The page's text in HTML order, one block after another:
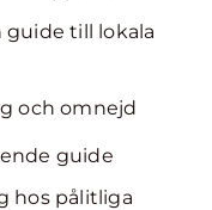
guide till lokala
och omnejd
guide
hos pålitliga